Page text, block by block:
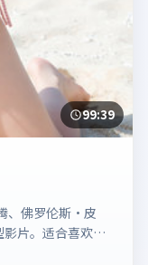
99:39
、佛罗伦斯·皮
片。适合喜欢强
供检索参考，上